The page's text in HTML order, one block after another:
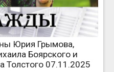
Юрия Грымова,
Боярского и
Толстого 07.11.2025